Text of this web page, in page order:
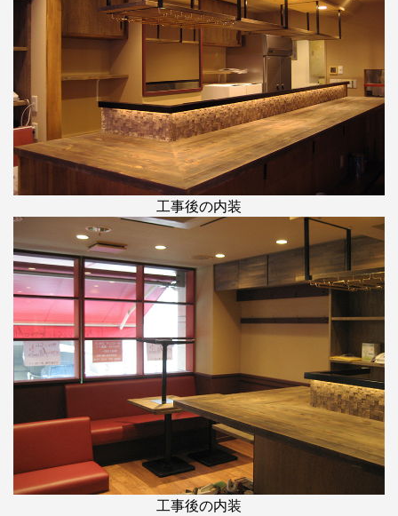
工事後の内装
工事後の内装